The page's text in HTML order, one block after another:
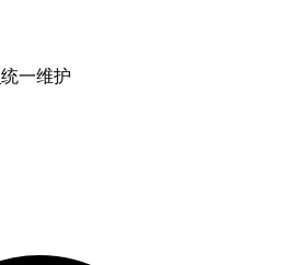
统一维护